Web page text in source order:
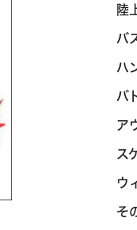
陸
バ
ハ
バ
ア
ス
ウ
そ